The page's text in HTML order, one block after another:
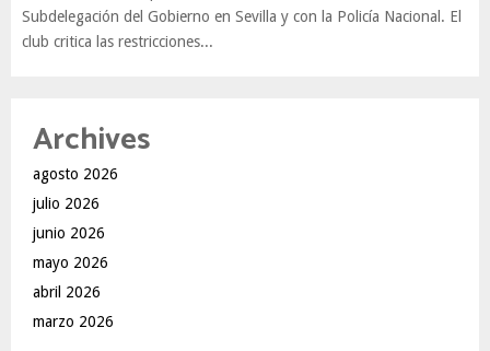
Subdelegación del Gobierno en Sevilla y con la Policía Nacional. El
club critica las restricciones...
Archives
agosto 2026
julio 2026
junio 2026
mayo 2026
abril 2026
marzo 2026